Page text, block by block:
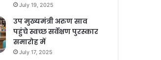
July 19, 2025
उप मुख्यमंत्री अरुण साव
पहुंचे स्वच्छ सर्वेक्षण पुरस्कार
समारोह में
July 17, 2025